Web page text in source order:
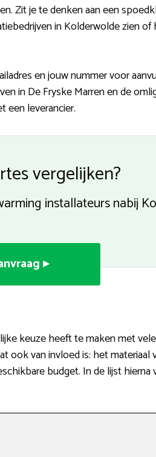
Zit je te denken aan een
in Kolderwolde zien
en jouw nummer voor
in De Fryske Marren en de
een leverancier.
vergelijken?
installateurs nabij
▸
keuze heeft te maken met
ook van invloed is: het
budget. In de lijst